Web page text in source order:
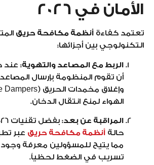
الأمان في 2026
تعتمد كفاءة أنظمة مكافحة حريق
التكنولوجي بين أجزائها:
الربط مع المصاعد والتهوية: عند
أن تقوم المنظومة بإرسال المصاعد
الهواء لمنع انتقال الدخان.
المراقبة عن بعد:
حالة أنظمة مكافحة حريق عبر
مما يتيح للمسؤولين معرفة
تسريب في الضغط لحظياً.